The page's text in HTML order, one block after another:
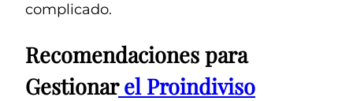
complicado.
Recomendaciones para
Gestionarel Proindiviso